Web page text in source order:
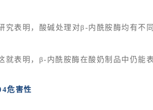
究表明，酸碱处理对β-内酰胺酶均有不
就表明，β-内酰胺酶在酸奶制品中仍能
危害性